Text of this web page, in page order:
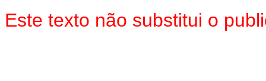
Este texto não substitui o